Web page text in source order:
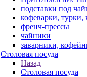
подставки под
кофеварки, турки,
френч-прессы
чайники
заварники,
Столовая посуда
Назад
Столовая посуда